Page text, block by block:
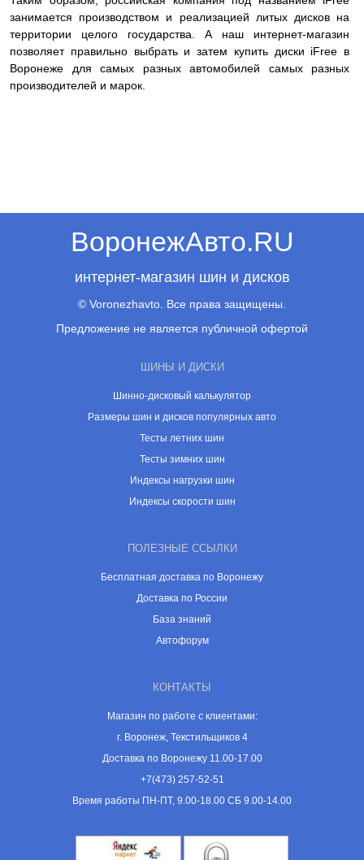
занимается производством и реализацией литых дисков на
территории целого государства. А наш интернет-магазин
позволяет правильно выбрать и затем купить диски iFree в
Воронеже для самых разных автомобилей самых разных
производителей и марок.
ВоронежАвто.RU
интернет-магазин шин и дисков
© Voronezhavto. Все права защищены.
Предложение не является публичной офертой
ШИНЫ И ДИСКИ
Шинно-дисковый калькулятор
Размеры шин и дисков популярных авто
Тесты летних шин
Тесты зимних шин
Индексы нагрузки шин
Индексы скорости шин
ПОЛЕЗНЫЕ ССЫЛКИ
Бесплатная доставка по Воронежу
Доставка по России
База знаний
Автофорум
КОНТАКТЫ
Магазин по работе с клиентами:
г. Воронеж, Текстильщиков 4
Доставка по Воронежу 11.00-17.00
+7(473) 257-52-51
Время работы ПН-ПТ, 9.00-18.00 СБ 9.00-14.00